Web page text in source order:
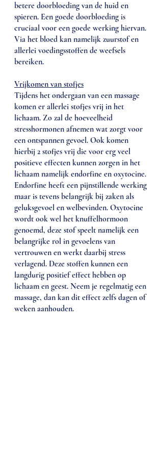
betere doorbloeding van de huid en
spieren. Een goede doorbloeding is
cruciaal voor een goede werking hiervan.
Via het bloed kan namelijk zuurstof en
allerlei voedingsstoffen de weefsels
bereiken.
Vrijkomen van stofjes
Tijdens het ondergaan van een massage
komen er allerlei stofjes vrij in het
lichaam. Zo zal de hoeveelheid
stresshormonen afnemen wat zorgt voor
een ontspannen gevoel. Ook komen
hierbij 2 stofjes vrij die voor erg veel
positieve effecten kunnen zorgen in het
lichaam namelijk endorfine en oxytocine.
Endorfine heeft een pijnstillende werking
maar is tevens belangrijk bij zaken als
geluksgevoel en welbevinden. Oxytocine
wordt ook wel het knuffelhormoon
genoemd, deze stof speelt namelijk een
belangrijke rol in gevoelens van
vertrouwen en werkt daarbij stress
verlagend. Deze stoffen kunnen een
langdurig positief effect hebben op
lichaam en geest. Neem je regelmatig een
massage, dan kan dit effect zelfs dagen of
weken aanhouden.